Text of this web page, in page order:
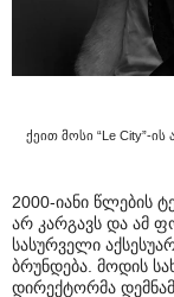
ქეით მოსი “Le City”-
2000-იანი წლების
არ კარგავს და ამ
სასურველი
ბრუნდება. მოდის
დირექტორმა დემნამ